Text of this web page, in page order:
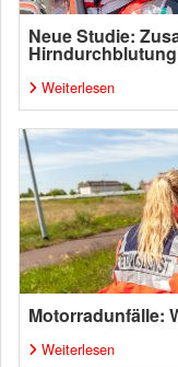
Neue Studie:
Hirndurchblutung
Weiterlesen
Motorradunfälle:
Weiterlesen